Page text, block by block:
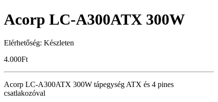
Acorp LC-A300ATX 300W
Elérhetőség: Készleten
4.000Ft
Acorp LC-A300ATX 300W tápegység ATX és 4 pines
csatlakozóval